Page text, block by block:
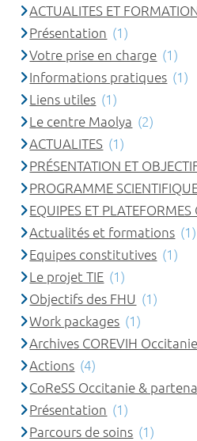
ACTUALITES ET
Présentation (1)
Votre prise en charge (1)
Informations pratiques (1)
Liens utiles (1)
Le centre Maolya (2)
ACTUALITES (1)
PRÉSENTATION ET
PROGRAMME
EQUIPES ET PLATEFORMES
Actualités et formations (1)
Equipes constitutives (1)
Le projet TIE (1)
Objectifs des FHU (1)
Work packages (1)
Archives COREVIH Occitanie
Actions (4)
CoReSS Occitanie &
Présentation (1)
Parcours de soins (1)